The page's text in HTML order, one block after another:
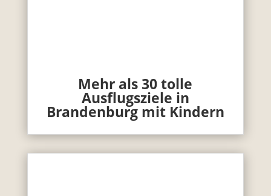
Mehr als 30 tolle
Ausflugsziele in
Brandenburg mit Kindern